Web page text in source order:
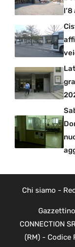
Chi siamo -
CONNECTION
(RM) - Codice